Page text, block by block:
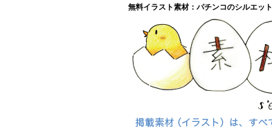
無料イラスト素材：パチンコのシルエット